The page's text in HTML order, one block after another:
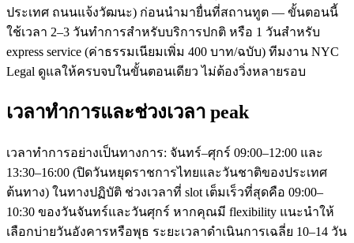
ประเทศ ถนนแจ้งวัฒนะ) ก่อนนำมายื่นที่สถานทูต — ขั้นตอนนี้
ใช้เวลา 2–3 วันทำการสำหรับบริการปกติ หรือ 1 วันสำหรับ
express service (ค่าธรรมเนียมเพิ่ม 400 บาท/ฉบับ) ทีมงาน NYC
Legal ดูแลให้ครบจบในขั้นตอนเดียว ไม่ต้องวิ่งหลายรอบ
เวลาทำการและช่วงเวลา peak
เวลาทำการอย่างเป็นทางการ: จันทร์–ศุกร์ 09:00–12:00 และ
13:30–16:00 (ปิดวันหยุดราชการไทยและวันชาติของประเทศ
ต้นทาง) ในทางปฏิบัติ ช่วงเวลาที่ slot เต็มเร็วที่สุดคือ 09:00–
10:30 ของวันจันทร์และวันศุกร์ หากคุณมี flexibility แนะนำให้
เลือกบ่ายวันอังคารหรือพุธ ระยะเวลาดำเนินการเฉลี่ย 10–14 วัน